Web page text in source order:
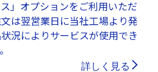
」オプションをご利用いただ
は翌営業日に当社工場より発
況によりサービスが使用でき
詳しく見る